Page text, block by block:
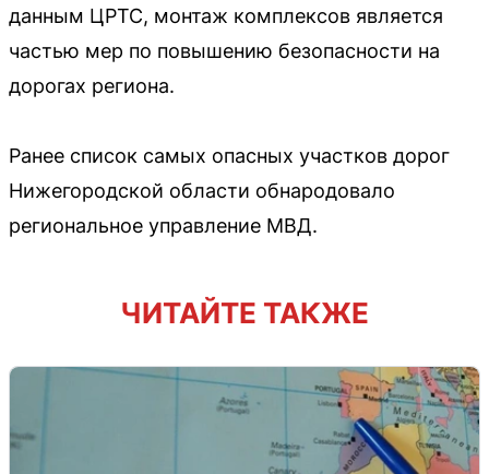
данным ЦРТС, монтаж комплексов является
частью мер по повышению безопасности на
дорогах региона.
Ранее список самых опасных участков дорог
Нижегородской области обнародовало
региональное управление МВД.
ЧИТАЙТЕ ТАКЖЕ